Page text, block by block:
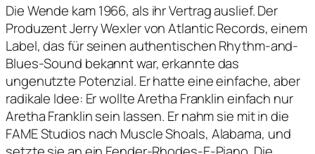
Die Wende kam 1966, als ihr Vertrag auslief. Der
Produzent Jerry Wexler von Atlantic Records, einem
Label, das für seinen authentischen Rhythm-and-
Blues-Sound bekannt war, erkannte das
ungenutzte Potenzial. Er hatte eine einfache, aber
radikale Idee: Er wollte Aretha Franklin einfach nur
Aretha Franklin sein lassen. Er nahm sie mit in die
FAME Studios nach Muscle Shoals, Alabama, und